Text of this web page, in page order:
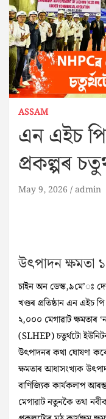
ASSAM
এন এইচ
প্ৰকল্পৰ
May 9, 2026 admin
উৎপাদন ক্ষমতা
চাইন অন ডেস্ক,৯মে’ঃ
খণ্ডৰ প্ৰতিষ্ঠান এন এইচ
২,০০০ মেগাৱাট ক্ষমতাৰ
(SLHEP) চতুৰ্থটো
উৎপাদনৰ কথা ঘোষণা
ক্ষমতাৰ আধাসংখ্যক
বাণিজ্যিক কাৰ্যকলাপ
মেগাৱাট নতুনকৈ তথা